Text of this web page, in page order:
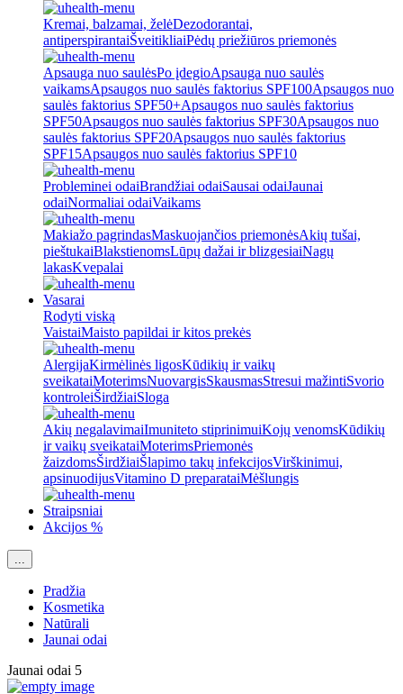
Kremai, balzamai, želėDezodorantai,
antiperspirantaiŠveitikliaiPėdų priežiūros priemonės
Apsauga nuo saulėsPo įdegioApsauga nuo saulės
vaikamsApsaugos nuo saulės faktorius SPF100Apsaugos nuo
saulės faktorius SPF50+Apsaugos nuo saulės faktorius
SPF50Apsaugos nuo saulės faktorius SPF30Apsaugos nuo
saulės faktorius SPF20Apsaugos nuo saulės faktorius
SPF15Apsaugos nuo saulės faktorius SPF10
Probleminei odaiBrandžiai odaiSausai odaiJaunai
odaiNormaliai odaiVaikams
Makiažo pagrindasMaskuojančios priemonėsAkių tušai,
pieštukaiBlakstienomsLūpų dažai ir blizgesiaiNagų
lakasKvepalai
Vasarai
Rodyti viską
VaistaiMaisto papildai ir kitos prekės
AlergijaKirmėlinės ligosKūdikių ir vaikų
sveikataiMoterimsNuovargisSkausmasStresui mažintiSvorio
kontroleiŠirdžiaiSloga
Akių negalavimaiImuniteto stiprinimuiKojų venomsKūdikių
ir vaikų sveikataiMoterimsPriemonės
žaizdomsŠirdžiaiŠlapimo takų infekcijosVirškinimui,
apsinuodijusVitamino D preparataiMėšlungis
Straipsniai
Akcijos %
...
Pradžia
Kosmetika
Natūrali
Jaunai odai
Jaunai odai 5